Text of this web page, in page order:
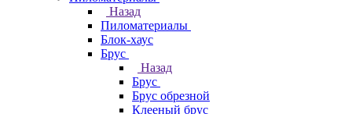
Назад
Пиломатериалы
Блок-хаус
Брус
Назад
Брус
Брус обрезной
Клееный брус